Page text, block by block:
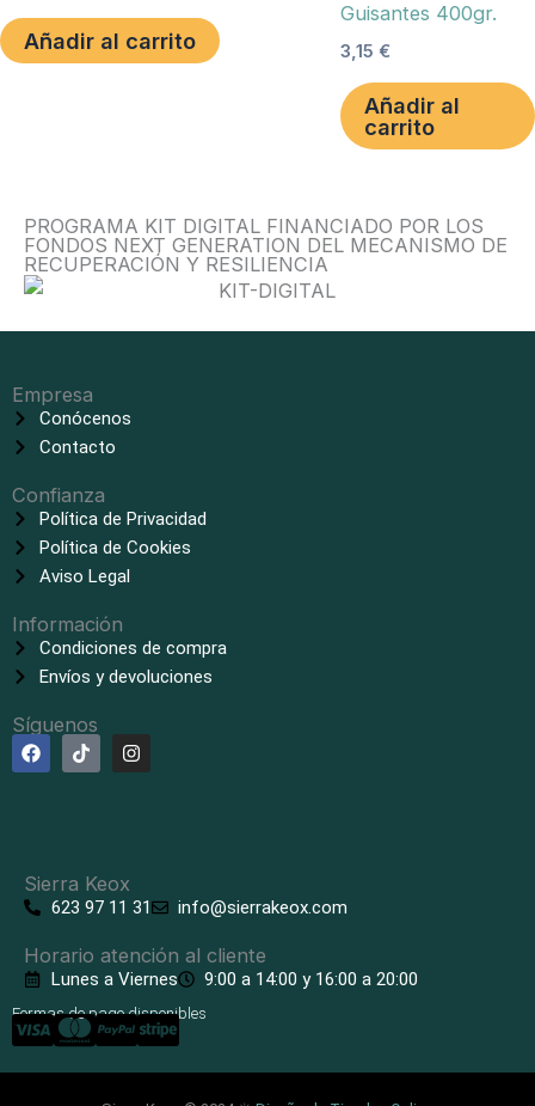
Añadir al carrito
Guisantes 400gr.
3,15 €
Añadir al
carrito
PROGRAMA KIT DIGITAL FINANCIADO POR LOS
FONDOS NEXT GENERATION DEL MECANISMO DE
RECUPERACIÓN Y RESILIENCIA
Empresa
Conócenos
Contacto
Confianza
Política de Privacidad
Política de Cookies
Aviso Legal
Información
Condiciones de compra
Envíos y devoluciones
Síguenos
F
a
k
T
i
I
n
m
Sierra Keox
623 97 11 31 info@sierrakeox.com
Horario atención al cliente
Lunes a Viernes 9:00 a 14:00 y 16:00 a 20:00
Formas de pago disponibles